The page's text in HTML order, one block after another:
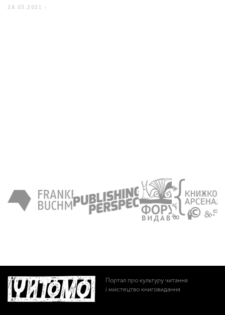
28.03.2021 -
Портал про культуру читання
і мистецтво книговидання